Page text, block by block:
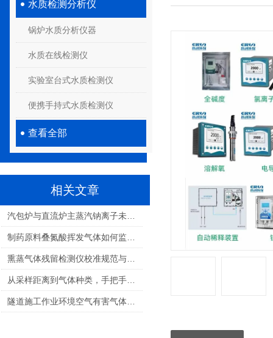
水质检测分析仪
锅炉水质分析仪器
水质在线检测仪
实验室台式水质检测仪
便携手持式水质检测仪
查看全部
相关文章